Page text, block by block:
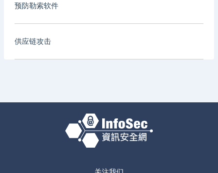
预防勒索软件
供应链攻击